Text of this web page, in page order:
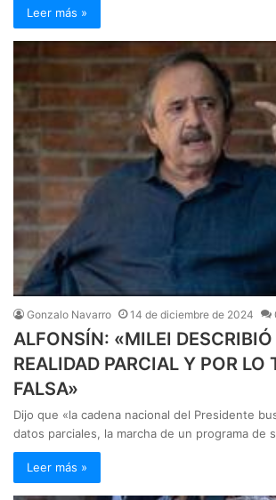
Leer más »
Gonzalo Navarro 14 de diciembre de 2024
ALFONSÍN: «MILEI
REALIDAD PARCIAL Y POR LO
FALSA»
Dijo que «la cadena nacional del Presidente
datos parciales, la marcha de un programa de
Leer más »